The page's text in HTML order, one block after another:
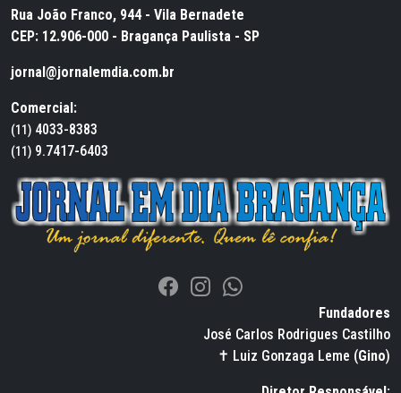
Rua João Franco, 944 - Vila Bernadete
CEP: 12.906-000 - Bragança Paulista - SP
jornal@jornalemdia.com.br
Comercial:
(11) 4033-8383
(11) 9.7417-6403
Fundadores
José Carlos Rodrigues Castilho
✝ Luiz Gonzaga Leme (Gino)